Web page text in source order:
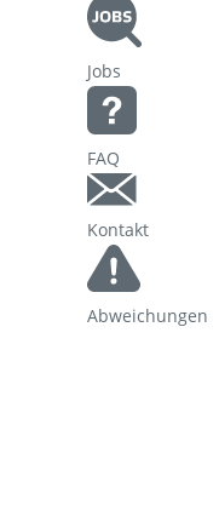
Korridorsanierung
Baumaßnahmen_RVOF
Jobs
FAQ
Kontakt
Abweichungen